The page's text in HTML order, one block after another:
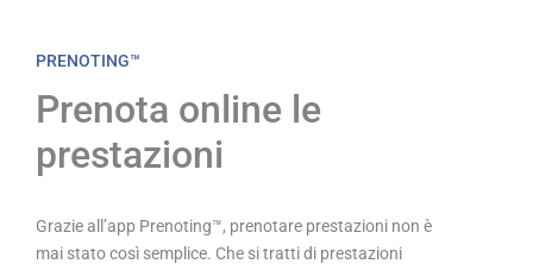
PRENOTING™
Prenota online le
prestazioni
Grazie all’app Prenoting™, prenotare prestazioni non è
mai stato così semplice. Che si tratti di prestazioni